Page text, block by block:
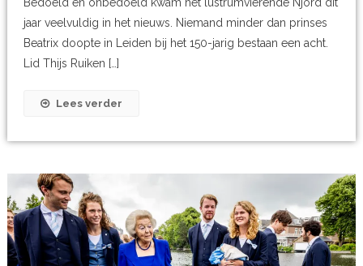
jaar veelvuldig in het nieuws. Niemand minder dan prinses
Beatrix doopte in Leiden bij het 150-jarig bestaan een acht.
Lid Thijs Ruiken […]
Lees verder